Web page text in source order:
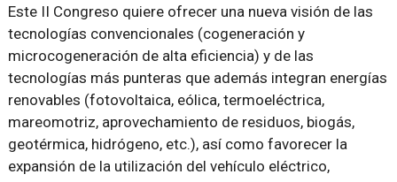
Este II Congreso quiere ofrecer una nueva visión de las
tecnologías convencionales (cogeneración y
microcogeneración de alta eficiencia) y de las
tecnologías más punteras que además integran energías
renovables (fotovoltaica, eólica, termoeléctrica,
mareomotriz, aprovechamiento de residuos, biogás,
geotérmica, hidrógeno, etc.), así como favorecer la
expansión de la utilización del vehículo eléctrico,